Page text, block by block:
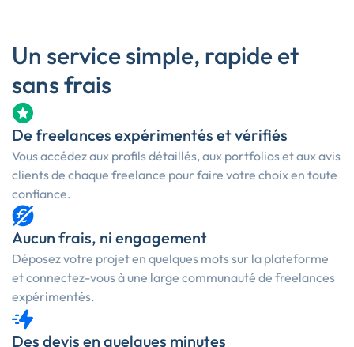
Un service simple, rapide et
sans frais
De freelances expérimentés et vérifiés
Vous accédez aux profils détaillés, aux portfolios et aux avis
clients de chaque freelance pour faire votre choix en toute
confiance.
Aucun frais, ni engagement
Déposez votre projet en quelques mots sur la plateforme
et connectez-vous à une large communauté de freelances
expérimentés.
Des devis en quelques minutes